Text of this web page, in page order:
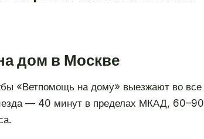
дом в Москве
«Ветпомощь на дому» выезжают
— 40 минут в пределах МКАД,